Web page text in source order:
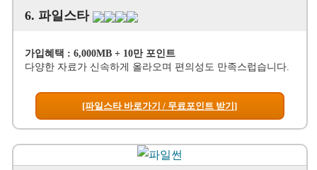
6. 파일스타
가입혜택 : 6,000MB + 10만 포인트
다양한 자료가 신속하게 올라오며 편의성도 만족스럽습니다.
[파일스타 바로가기 / 무료포인트 받기]